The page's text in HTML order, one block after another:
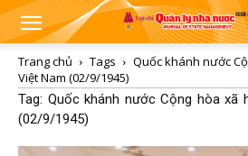
Trang chủ Tags
Quốc khánh nước
Việt Nam (02/9/1945)
Tag: Quốc khánh nước Cộng hòa xã
(02/9/1945)